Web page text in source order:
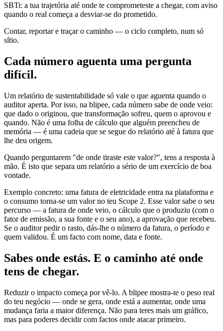
SBTi: a tua trajetória até onde te comprometeste a chegar, com aviso
quando o real começa a desviar-se do prometido.
Contar, reportar e traçar o caminho — o ciclo completo, num só
sítio.
Cada número aguenta uma pergunta
difícil.
Um relatório de sustentabilidade só vale o que aguenta quando o
auditor aperta. Por isso, na blipee, cada número sabe de onde veio:
que dado o originou, que transformação sofreu, quem o aprovou e
quando. Não é uma folha de cálculo que alguém preencheu de
memória — é uma cadeia que se segue do relatório até à fatura que
lhe deu origem.
Quando perguntarem "de onde tiraste este valor?", tens a resposta à
mão. É isto que separa um relatório a sério de um exercício de boa
vontade.
Exemplo concreto: uma fatura de eletricidade entra na plataforma e
o consumo torna-se um valor no teu Scope 2. Esse valor sabe o seu
percurso — a fatura de onde veio, o cálculo que o produziu (com o
fator de emissão, a sua fonte e o seu ano), a aprovação que recebeu.
Se o auditor pedir o rasto, dás-lhe o número da fatura, o período e
quem validou. É um facto com nome, data e fonte.
Sabes onde estás. E o caminho até onde
tens de chegar.
Reduzir o impacto começa por vê-lo. A blipee mostra-te o peso real
do teu negócio — onde se gera, onde está a aumentar, onde uma
mudança faria a maior diferença. Não para teres mais um gráfico,
mas para poderes decidir com factos onde atacar primeiro.